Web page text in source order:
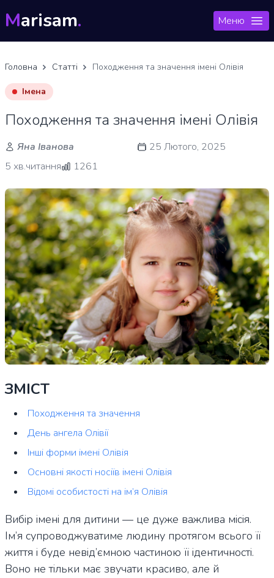
Marisam. Меню
Головна Статті Походження та значення імені Олівія
Імена
Походження та значення імені Олівія
Яна Іванова
25 Лютого, 2025
5 хв.читання
1261
ЗМІСТ
Походження та значення
День ангела Олівії
Інші форми імені Олівія
Основні якості носіїв імені Олівія
Відомі особистості на ім’я Олівія
Вибір імені для дитини — це дуже важлива місія.
Ім’я супроводжуватиме людину протягом всього її
життя і буде невід’ємною частиною її ідентичності.
Воно не тільки має звучати красиво, але й